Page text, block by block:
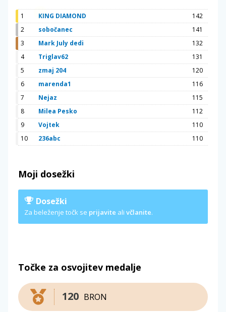
1 KING DIAMOND
142
2
sobočanec
141
3
Mark July dedi
132
4
Triglav62
131
5
zmaj 204
120
6
marenda1
116
7
Nejaz
115
8
Milea Pesko
112
9
Vojtek
110
10
236abc 110
Moji dosežki
Dosežki
Za beleženje točk se prijavite ali včlanite.
Točke za osvojitev medalje
BRON
120